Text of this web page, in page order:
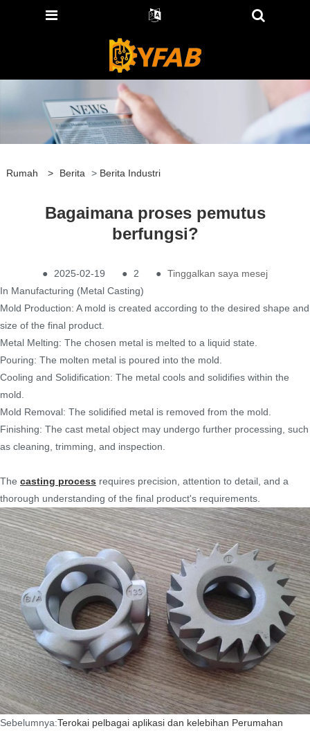
Rumah > Berita > Berita Industri
Bagaimana proses pemutus
berfungsi?
● 2025-02-19 ● 2 ● Tinggalkan saya mesej
In Manufacturing (Metal Casting)
Mold Production: A mold is created according to the desired shape and
size of the final product.
Metal Melting: The chosen metal is melted to a liquid state.
Pouring: The molten metal is poured into the mold.
Cooling and Solidification: The metal cools and solidifies within the
mold.
Mold Removal: The solidified metal is removed from the mold.
Finishing: The cast metal object may undergo further processing, such
as cleaning, trimming, and inspection.
The casting process requires precision, attention to detail, and a
thorough understanding of the final product's requirements.
Sebelumnya:Terokai pelbagai aplikasi dan kelebihan Perumahan